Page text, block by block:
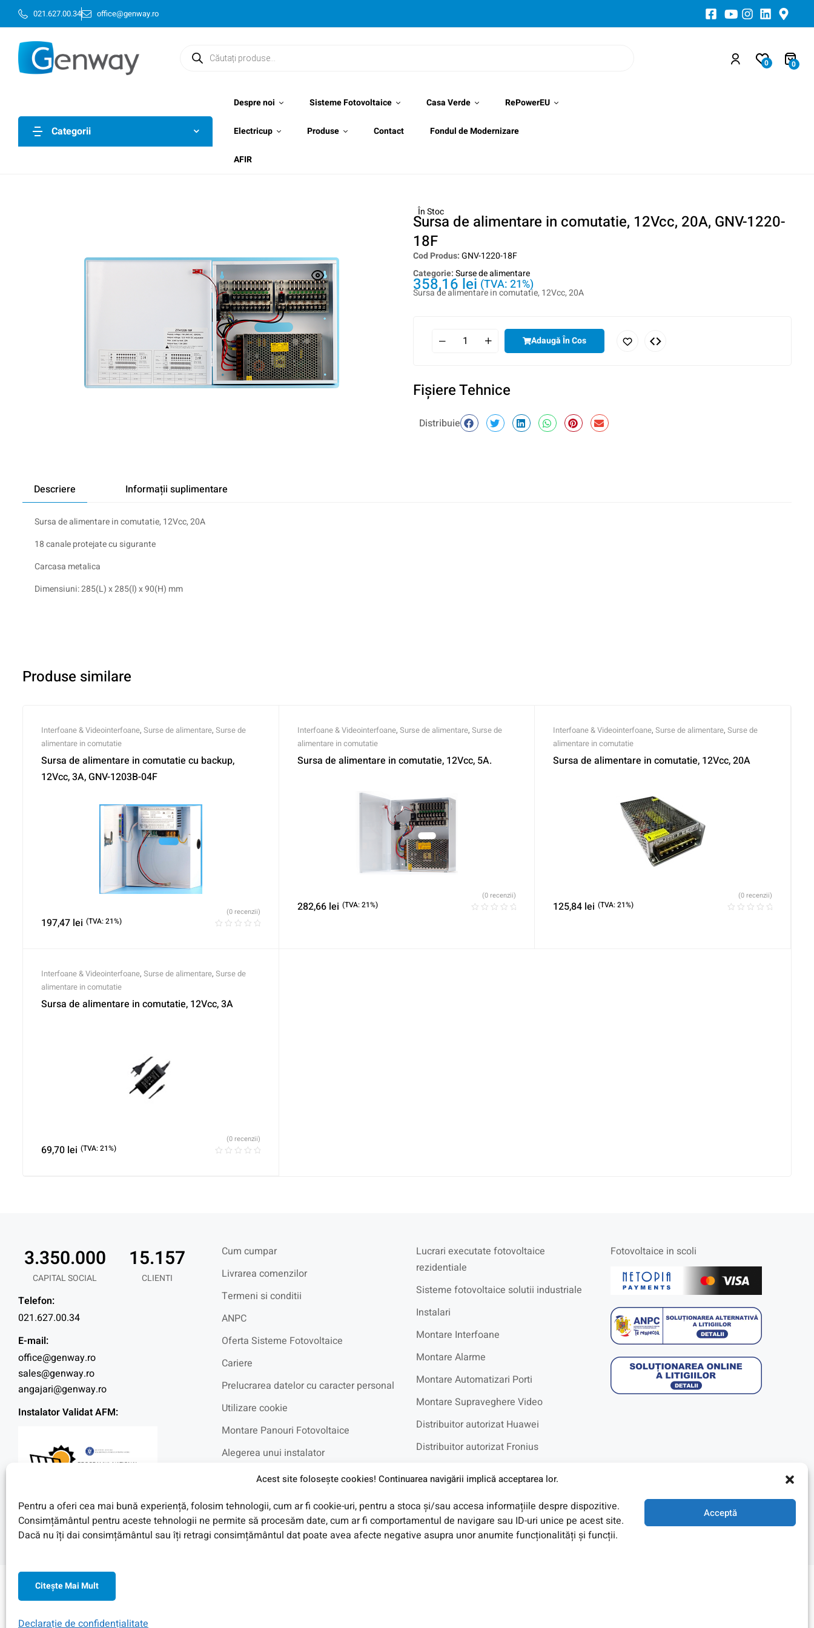
Acest site foloseşte cookies! Continuarea navigării implică acceptarea lor.
Pentru a oferi cea mai bună experiență, folosim tehnologii, cum ar fi cookie-uri, pentru a stoca și/sau accesa informațiile despre dispozitive.
Consimțământul pentru aceste tehnologii ne permite să procesăm date, cum ar fi comportamentul de navigare sau ID-uri unice pe acest site.
Dacă nu îți dai consimțământul sau îți retragi consimțământul dat poate avea afecte negative asupra unor anumite funcționalități și funcții.
Citeşte Mai Mult
Acceptă
Declarație de confidențialitate
021.627.00.34 office@genway.ro
0 0
Categorii
Despre noi Sisteme Fotovoltaice Casa Verde RePowerEU
Electricup Produse Contact Fondul de Modernizare
AFIR
În Stoc
Sursa de alimentare in comutatie, 12Vcc, 20A, GNV-1220-
18F
Cod Produs:GNV-1220-18F
Categorie:Surse de alimentare
358,16 lei (TVA: 21%)
Sursa de alimentare in comutatie, 12Vcc, 20A
Adaugă În Cos
Fişiere Tehnice
Distribuie
Descriere Informații suplimentare
Sursa de alimentare in comutatie, 12Vcc, 20A
18 canale protejate cu sigurante
Carcasa metalica
Dimensiuni: 285(L) x 285(l) x 90(H) mm
Produse similare
Interfoane & Videointerfoane, Surse de alimentare, Surse de
alimentare in comutatie
Sursa de alimentare in comutatie cu backup,
12Vcc, 3A, GNV-1203B-04F
197,47 lei (TVA: 21%)
(0 recenzii)
Interfoane & Videointerfoane, Surse de alimentare, Surse de
alimentare in comutatie
Sursa de alimentare in comutatie, 12Vcc, 5A.
282,66 lei (TVA: 21%)
(0 recenzii)
Interfoane & Videointerfoane,Surse de alimentare,Surse de
alimentare in comutatie
Sursa de alimentare in comutatie, 12Vcc, 20A
125,84 lei (TVA: 21%)
(0 recenzii)
Interfoane & Videointerfoane, Surse de alimentare, Surse de
alimentare in comutatie
Sursa de alimentare in comutatie, 12Vcc, 3A
69,70 lei (TVA: 21%)
(0 recenzii)
CAPITAL SOCIAL
3.350.000
CLIENTI
15.157
Telefon:
021.627.00.34
E-mail:
office@genway.ro
sales@genway.ro
angajari@genway.ro
Instalator Validat AFM:
Cum cumpar
Livrarea comenzilor
Termeni si conditii
ANPC
Oferta Sisteme Fotovoltaice
Cariere
Prelucrarea datelor cu caracter personal
Utilizare cookie
Montare Panouri Fotovoltaice
Alegerea unui instalator
Intrebari frecvente
Fotovoltaice in Rate UniCredit
Lucrari executate fotovoltaice
rezidentiale
Sisteme fotovoltaice solutii industriale
Instalari
Montare Interfoane
Montare Alarme
Montare Automatizari Porti
Montare Supraveghere Video
Distribuitor autorizat Huawei
Distribuitor autorizat Fronius
Fotovoltaice in scoli